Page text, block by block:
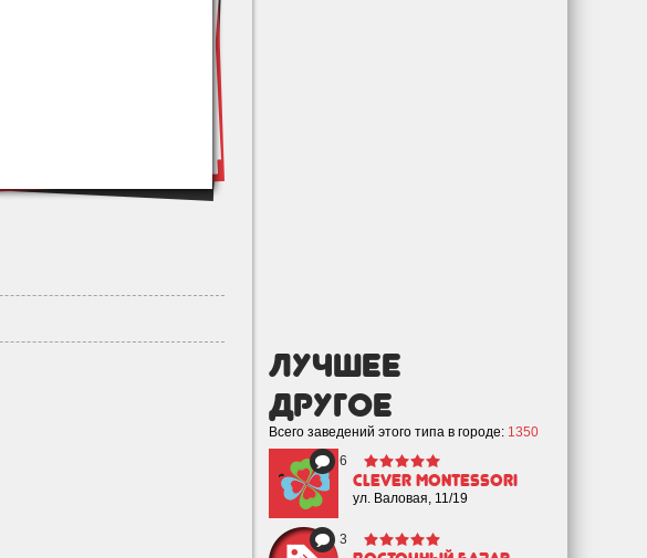
лучшее
Другое
Всего заведений этого типа в городе: 1350
6
Clever Montessori
ул. Валовая, 11/19
3